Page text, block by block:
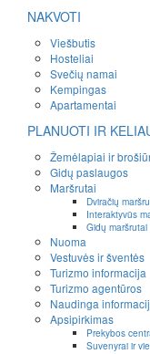
NAKVOTI
Viešbutis
Hosteliai
Svečių namai
Kempingas
Apartamentai
PLANUOTI IR
Žemėlapiai ir
Gidų paslaugos
Maršrutai
Dviračių
Interaktyvūs
Gidų maršrutai
Nuoma
Vestuvės ir šventės
Turizmo informacija
Turizmo agentūros
Naudinga
Apsipirkimas
Prekybos
Suvenyrai ir